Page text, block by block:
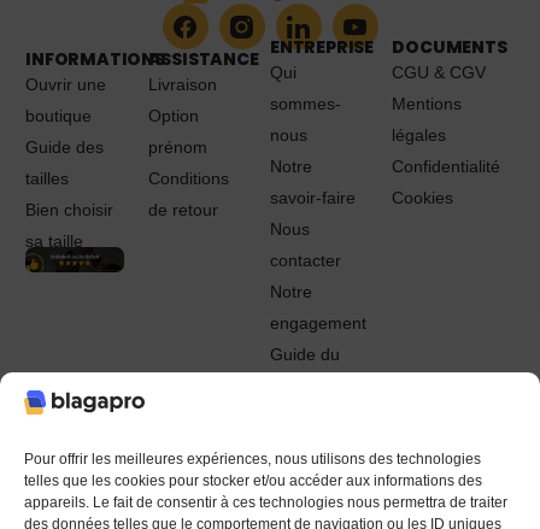
Pour offrir les meilleures expériences, nous utilisons des technologies
telles que les cookies pour stocker et/ou accéder aux informations des
appareils. Le fait de consentir à ces technologies nous permettra de traiter
des données telles que le comportement de navigation ou les ID uniques
INFORMATIONS
Ouvrir une
boutique
Guide des
tailles
Bien choisir
sa taille
ASSISTANCE
Livraison
Option
prénom
Conditions
de retour
ENTREPRISE
Qui
sommes-
nous
Notre
savoir-faire
Nous
contacter
Notre
engagement
Guide du
DOCUMENTS
CGU & CGV
Mentions
légales
Confidentialité
Cookies
© 2022 - 2024 Blagapro. Tous droits réservés. Textiles
personnalisés à Orléans